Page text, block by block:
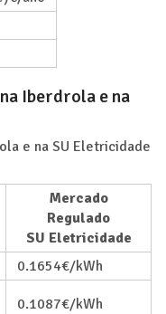
Iberdrola e na
e na SU Eletricidade
Mercado
Regulado
SU Eletricidade
0.1654€/kWh
0.1087€/kWh